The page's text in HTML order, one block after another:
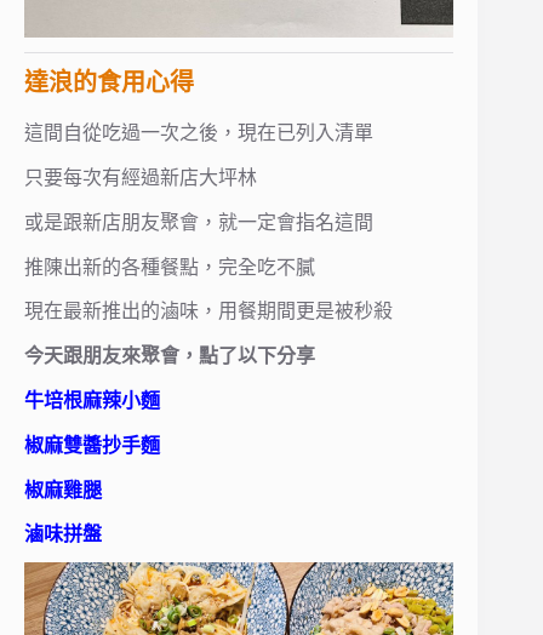
達浪的食用心得
這間自從吃過一次之後，現在已列入清單
只要每次有經過新店大坪林
或是跟新店朋友聚會，就一定會指名這間
推陳出新的各種餐點，完全吃不膩
現在最新推出的滷味，用餐期間更是被秒殺
今天跟朋友來聚會，點了以下分享
牛培根麻辣小麵
椒麻雙醬抄手麵
椒麻雞腿
滷味拼盤